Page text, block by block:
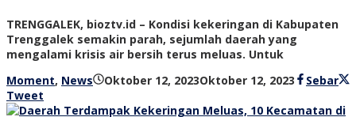
TRENGGALEK, bioztv.id – Kondisi kekeringan di Kabupaten
Trenggalek semakin parah, sejumlah daerah yang
mengalami krisis air bersih terus meluas. Untuk
Moment, News Oktober 12, 2023Oktober 12, 2023 oleh
tv
Sebar
Tweet